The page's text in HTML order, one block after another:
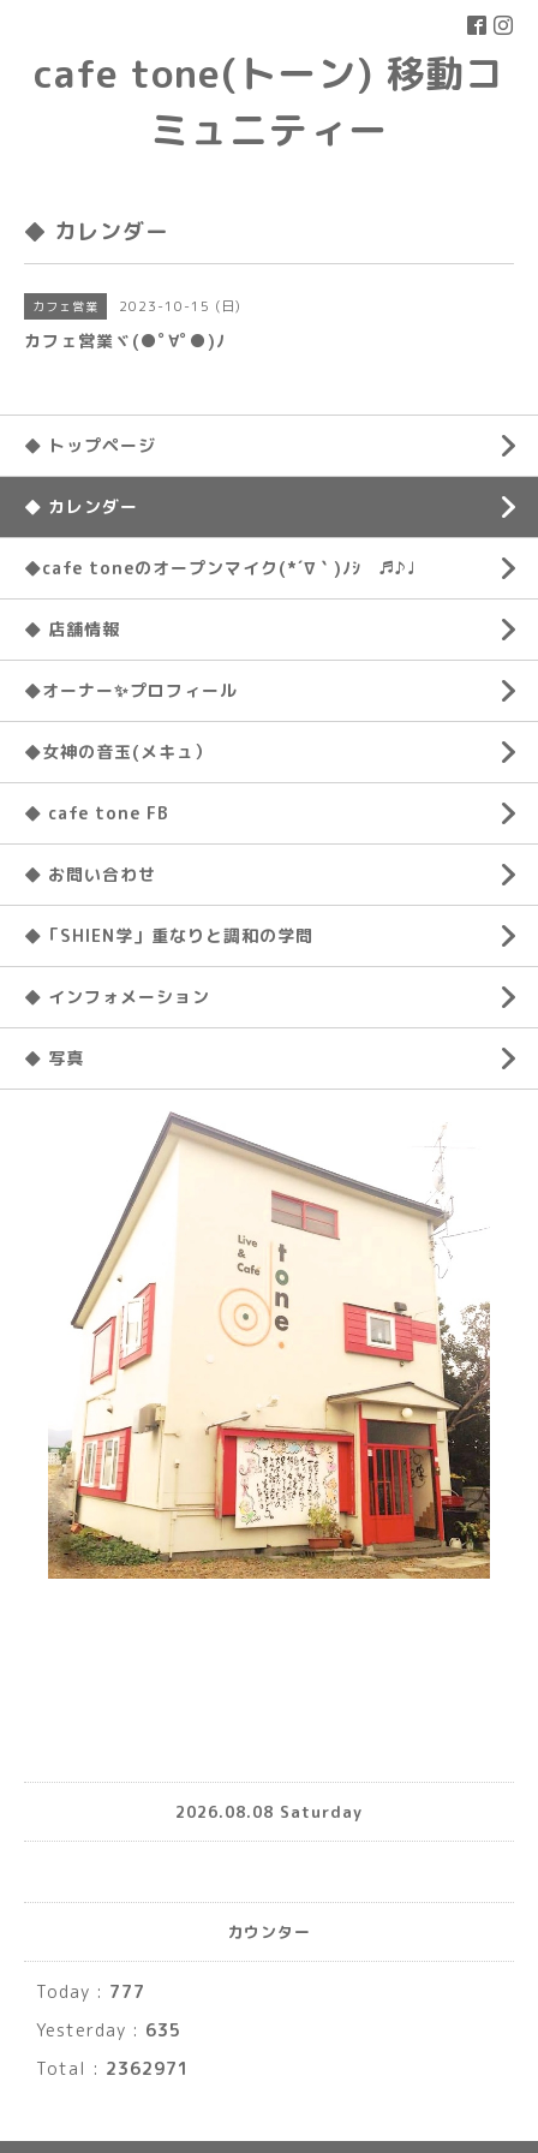
cafe tone(トーン) 移動コ
ミュニティー
◆ カレンダー
カフェ営業 2023-10-15 (日)
カフェ営業ヾ(●ﾟ∀ﾟ●)ﾉ
◆ トップページ
◆ カレンダー
◆cafe toneのオープンマイク(*´∇｀)ﾉｼ ♬♪♩
◆ 店舗情報
◆オーナー✨プロフィール
◆女神の音玉(メキュ）
◆ cafe tone FB
◆ お問い合わせ
◆「SHIEN学」重なりと調和の学問
◆ インフォメーション
◆ 写真
2026.08.08 Saturday
カウンター
Today : 777
Yesterday : 635
Total : 2362971